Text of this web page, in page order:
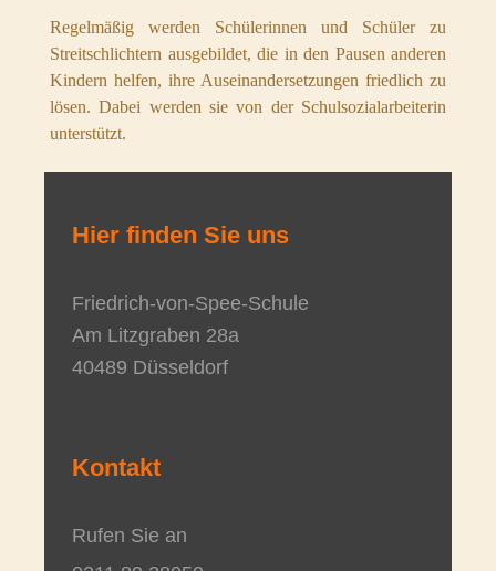
Regelmäßig werden Schülerinnen und Schüler zu
Streitschlichtern ausgebildet, die in den Pausen anderen
Kindern helfen, ihre Auseinandersetzungen friedlich zu
lösen. Dabei werden sie von der Schulsozialarbeiterin
unterstützt.
Hier finden Sie uns
Friedrich-von-Spee-Schule
Am Litzgraben 28a
40489 Düsseldorf
Kontakt
Rufen Sie an